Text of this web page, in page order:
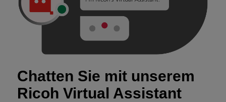
Chatten Sie mit unserem
Ricoh Virtual Assistant